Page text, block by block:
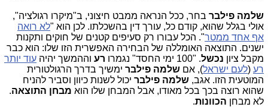
שלמה פילבר בחר, ככל הנראה ממבט חיצוני, ב"מיקרו רגולציה",
אולי בגלל שהוא, קודם כל, עורך דין בהשכלתו. לכן הוא "לא רואה
אף אחד ממטר". הכל עבורו רק סעיפים קטנים של חוקים ותקנות
ישנים. התוצאה האומללה של הבחירה האפשרית הזו שלו: הוא כבר
מקבל ציון נכשל. "100 ימי החסד" נגמרו רע וההמשך יהיה עוד יותר
רע (לעם ישראל), אם שלמה פילבר ימשיך בדרך הרגולטורית
המוטעית הזו. אגב, שלמה פילבר יכול לשנות כיוון וסביר להניח
שהוא רוצה בכך בכל מאודו, אבל המבחן שלו הוא מבחן התוצאה.
לא מבחן הכוונות.